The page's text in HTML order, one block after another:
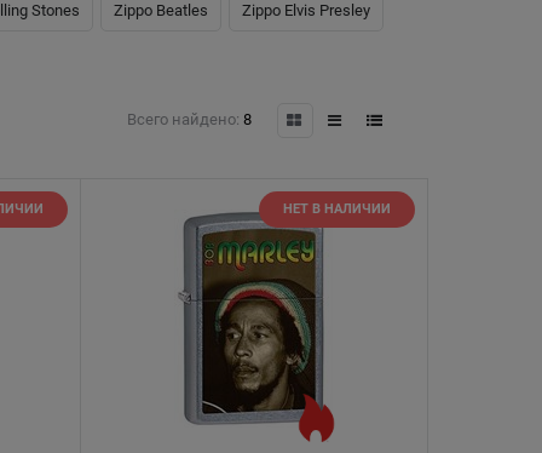
Stones Zippo Beatles Zippo Elvis Presley
Всего найдено: 8
НЕТ В НАЛИЧИИ